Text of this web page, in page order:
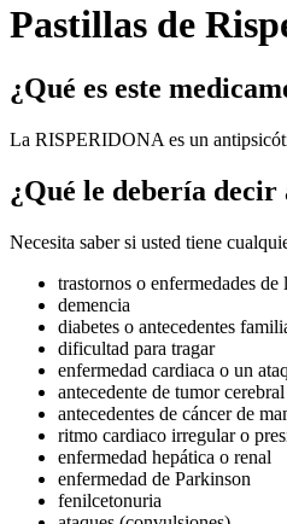
Pastillas de
¿Qué es este
La RISPERIDONA es un
¿Qué le debería
Necesita saber si usted tiene
trastornos o enfermedades de
demencia
diabetes o antecedentes
dificultad para tragar
enfermedad cardiaca o un
antecedente de tumor
antecedentes de cáncer de
ritmo cardiaco irregular o
enfermedad hepática o renal
enfermedad de Parkinson
fenilcetonuria